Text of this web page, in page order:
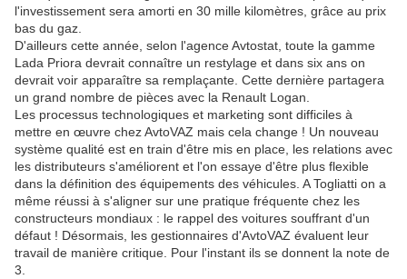
l'investissement sera amorti en 30 mille kilomètres, grâce au prix
bas du gaz.
D'ailleurs cette année, selon l'agence Avtostat, toute la gamme
Lada Priora devrait connaître un restylage et dans six ans on
devrait voir apparaître sa remplaçante. Cette dernière partagera
un grand nombre de pièces avec la Renault Logan.
Les processus technologiques et marketing sont difficiles à
mettre en œuvre chez AvtoVAZ mais cela change ! Un nouveau
système qualité est en train d'être mis en place, les relations avec
les distributeurs s'améliorent et l'on essaye d'être plus flexible
dans la définition des équipements des véhicules. A Togliatti on a
même réussi à s'aligner sur une pratique fréquente chez les
constructeurs mondiaux : le rappel des voitures souffrant d'un
défaut ! Désormais, les gestionnaires d'AvtoVAZ évaluent leur
travail de manière critique. Pour l'instant ils se donnent la note de
3.